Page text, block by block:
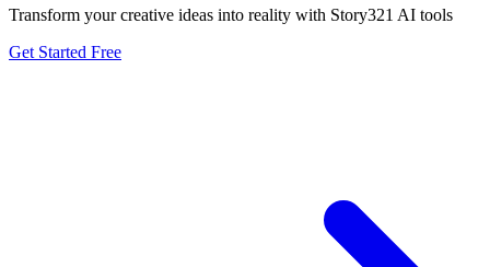
Transform your creative ideas into reality with Story321 AI tools
Get Started Free